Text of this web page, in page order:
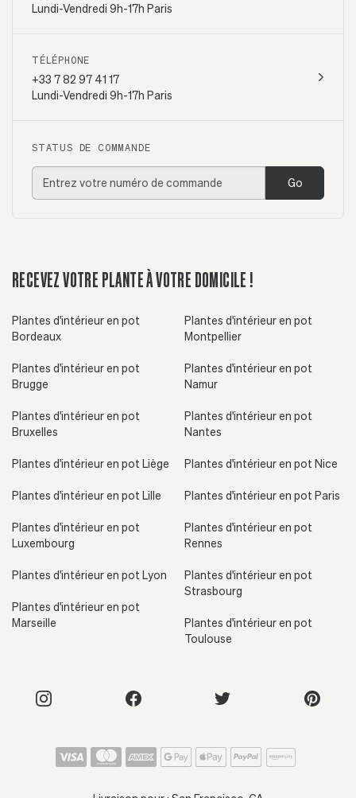
Lundi-Vendredi 9h-17h Paris
TÉLÉPHONE
+33 7 82 97 41 17
Lundi-Vendredi 9h-17h Paris
STATUS DE COMMANDE
Go
RECEVEZ VOTRE PLANTE À VOTRE DOMICILE !
Plantes d'intérieur en pot
Bordeaux
Plantes d'intérieur en pot
Brugge
Plantes d'intérieur en pot
Bruxelles
Plantes d'intérieur en pot Liège
Plantes d'intérieur en pot Lille
Plantes d'intérieur en pot
Luxembourg
Plantes d'intérieur en pot Lyon
Plantes d'intérieur en pot
Marseille
Plantes d'intérieur en pot
Montpellier
Plantes d'intérieur en pot
Namur
Plantes d'intérieur en pot
Nantes
Plantes d'intérieur en pot Nice
Plantes d'intérieur en pot Paris
Plantes d'intérieur en pot
Rennes
Plantes d'intérieur en pot
Strasbourg
Plantes d'intérieur en pot
Toulouse